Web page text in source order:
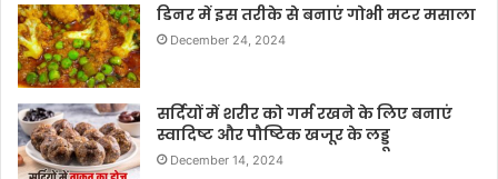
डिनर में इस तरीके से बनाएं गोभी मटर मसाला
December 24, 2024
सर्दियों में शरीर को गर्म रखने के लिए बनाएं
स्वादिष्ट और पौष्टिक खजूर के लड्डू
December 14, 2024